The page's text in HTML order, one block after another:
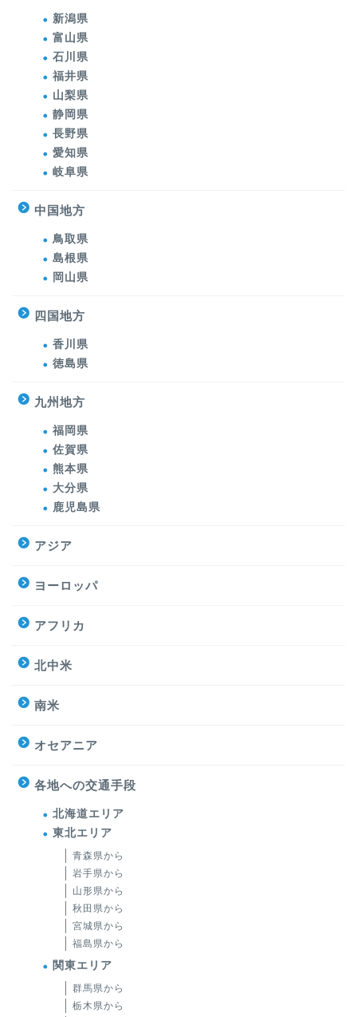
新潟県
富山県
石川県
福井県
山梨県
静岡県
長野県
愛知県
岐阜県
中国地方
鳥取県
島根県
岡山県
四国地方
香川県
徳島県
九州地方
福岡県
佐賀県
熊本県
大分県
鹿児島県
アジア
ヨーロッパ
アフリカ
北中米
南米
オセアニア
各地への交通手段
北海道エリア
東北エリア
青森県から
岩手県から
山形県から
秋田県から
宮城県から
福島県から
関東エリア
群馬県から
栃木県から